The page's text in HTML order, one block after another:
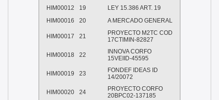
HIM00012
19
LEY 15.386 ART. 19
HIM00016
20 A MERCADO GENERAL
HIM00017 21
PROYECTO M2TC COD
17CTIMIN-82827
HIM00018 22
INNOVA CORFO
15VEIID-45595
HIM00019 23
FONDEF IDEAS ID
14/20072
HIM00020 24
PROYECTO CORFO
20BPC02-137185